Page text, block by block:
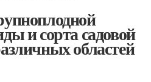
и сорта садовой
областей